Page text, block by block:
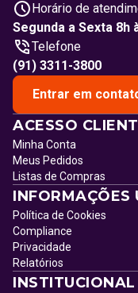
Horário de
Segunda a Sexta 8h
Telefone
(91) 3311-3800
Entrar em
ACESSO
Minha Conta
Meus Pedidos
Listas de Compras
INFORMAÇÕES
Política de Cookies
Compliance
Privacidade
Relatórios
INSTITUCIONAL